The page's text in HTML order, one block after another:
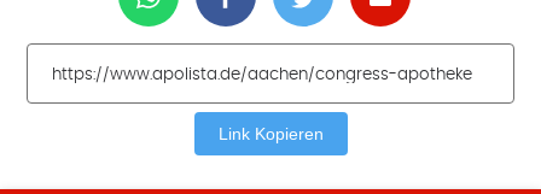
Link Kopieren